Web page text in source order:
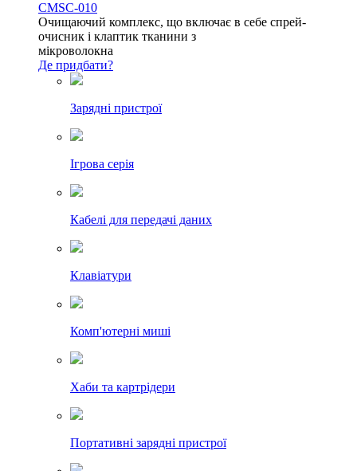
CMSC-010
Очищаючий комплекс, що включає в себе спрей-
очисник і клаптик тканини з
мікроволокна
Де придбати?
Зарядні пристрої
Ігрова серія
Кабелі для передачі даних
Клавіатури
Комп'ютерні миші
Хаби та картрідери
Портативні зарядні пристрої